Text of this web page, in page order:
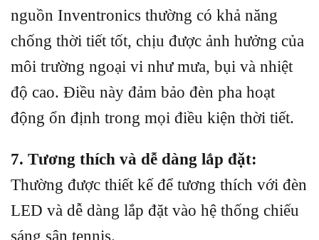
nguồn Inventronics thường có khả năng
chống thời tiết tốt, chịu được ảnh hưởng của
môi trường ngoại vi như mưa, bụi và nhiệt
độ cao. Điều này đảm bảo đèn pha hoạt
động ổn định trong mọi điều kiện thời tiết.
7. Tương thích và dễ dàng lắp đặt:
Thường được thiết kế để tương thích với đèn
LED và dễ dàng lắp đặt vào hệ thống chiếu
sáng sân tennis.